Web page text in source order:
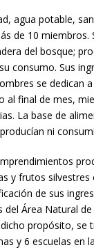
agua potable,
de 10 miembros.
del bosque;
consumo. Sus
se dedican
al final de mes,
La base de
ni
y frutos
de sus
Área Natural
propósito, se
y 6 escuelas en